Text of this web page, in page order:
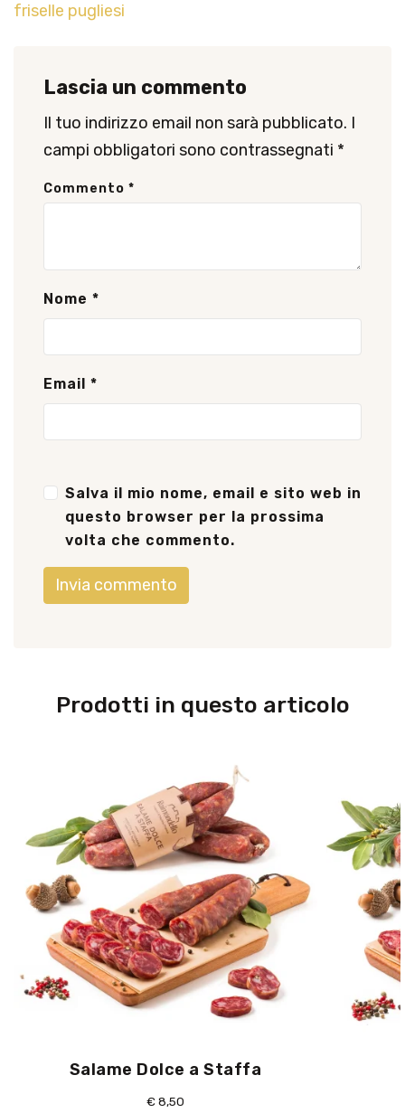
friselle pugliesi
Lascia un commento
Il tuo indirizzo email non sarà pubblicato. I
campi obbligatori sono contrassegnati *
Commento *
Nome *
Email *
Salva il mio nome, email e sito web in
questo browser per la prossima
volta che commento.
Prodotti in questo articolo
Salame Dolce a Staffa
€8,50